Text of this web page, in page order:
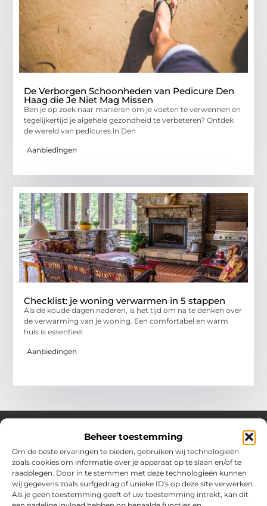
Beheer toestemming
Om de beste ervaringen te bieden, gebruiken wij technologieën
zoals cookies om informatie over je apparaat op te slaan en/of te
raadplegen. Door in te stemmen met deze technologieën kunnen
wij gegevens zoals surfgedrag of unieke ID's op deze site verwerken.
Als je geen toestemming geeft of uw toestemming intrekt, kan dit
De Verborgen Schoonheden van Pedicure Den
Haag die Je Niet Mag Missen
Ben je op zoek naar manieren om je voeten te verwennen en
tegelijkertijd je algehele gezondheid te verbeteren? Ontdek
de wereld van pedicures in Den
Aanbiedingen
Checklist: je woning verwarmen in 5 stappen
Als de koude dagen naderen, is het tijd om na te denken over
de verwarming van je woning. Een comfortabel en warm
huis is essentieel
Aanbiedingen
Over Chobmak
Jouw gids voor inspiratie en tips uit het dagelijks leven.
Ontdek een brede verzameling blogs en artikelen die je helpen
om het meeste uit elke dag te halen, met praktische adviezen
en verrassende inzichten.